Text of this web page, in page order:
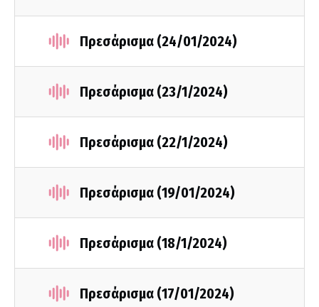
Πρεσάρισμα (24/01/2024)
Πρεσάρισμα (23/1/2024)
Πρεσάρισμα (22/1/2024)
Πρεσάρισμα (19/01/2024)
Πρεσάρισμα (18/1/2024)
Πρεσάρισμα (17/01/2024)